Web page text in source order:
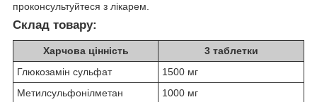
проконсультуйтеся з лікарем.
Склад товару:
Харчова цінність
3 таблетки
Глюкозамін сульфат
1500 мг
Метилсульфонілметан
1000 мг